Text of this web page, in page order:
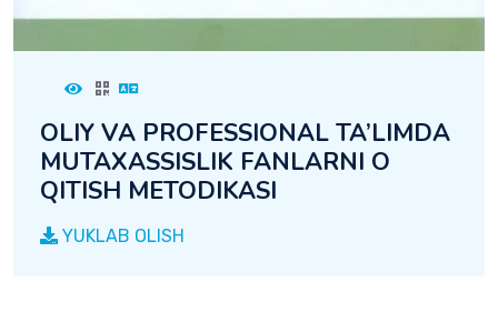
OLIY VA PROFESSIONAL TA’LIMDA
MUTAXASSISLIK FANLARNI O
QITISH METODIKASI
YUKLAB OLISH